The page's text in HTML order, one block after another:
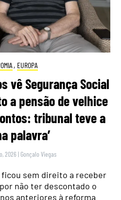
, EUROPA
vê Segurança Social
a pensão de velhice
tribunal teve a
palavra’
2026 | Gonçalo Viegas
ficou sem direito a receber
não ter descontado o
anteriores à reforma